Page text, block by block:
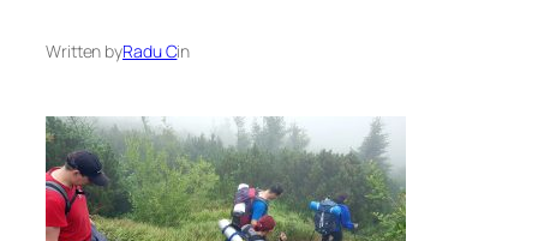
Written byRadu Cin